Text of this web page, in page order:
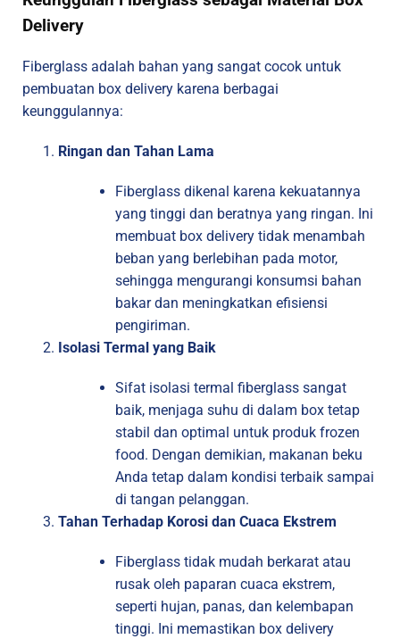
Delivery
Fiberglass adalah bahan yang sangat cocok untuk
pembuatan box delivery karena berbagai
keunggulannya:
Ringan dan Tahan Lama
Fiberglass dikenal karena kekuatannya
yang tinggi dan beratnya yang ringan. Ini
membuat box delivery tidak menambah
beban yang berlebihan pada motor,
sehingga mengurangi konsumsi bahan
bakar dan meningkatkan efisiensi
pengiriman.
Isolasi Termal yang Baik
Sifat isolasi termal fiberglass sangat
baik, menjaga suhu di dalam box tetap
stabil dan optimal untuk produk frozen
food. Dengan demikian, makanan beku
Anda tetap dalam kondisi terbaik sampai
di tangan pelanggan.
Tahan Terhadap Korosi dan Cuaca Ekstrem
Fiberglass tidak mudah berkarat atau
rusak oleh paparan cuaca ekstrem,
seperti hujan, panas, dan kelembapan
tinggi. Ini memastikan box delivery